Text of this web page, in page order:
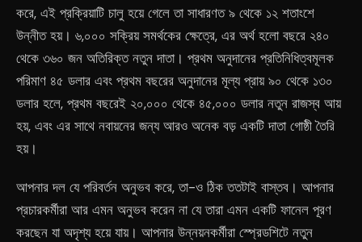
করে, এই প্রক্রিয়াটি চালু হয়ে গেলে তা সাধারণত ৯ থেকে ১২ শতাংশে
উন্নীত হয়। ৬,০০০ সক্রিয় সমর্থকের ক্ষেত্রে, এর অর্থ হলো বছরে ২৪০
থেকে ৩৬০ জন অতিরিক্ত নতুন দাতা। প্রথম অনুদানের প্রতিনিধিত্বমূলক
পরিমাণ ৪৫ ডলার এবং প্রথম বছরের অনুদানের মূল্য প্রায় ৯০ থেকে ১৩০
ডলার হলে, প্রথম বছরেই ২০,০০০ থেকে ৪৫,০০০ ডলার নতুন রাজস্ব আয়
হয়, এবং এর সাথে নবায়নের জন্য আরও অনেক বড় একটি দাতা গোষ্ঠী তৈরি
হয়।
আপনার দল যে পরিবর্তন অনুভব করে, তা-ও ঠিক ততটাই বাস্তব। আপনার
প্রচারকর্মীরা আর এমন অনুভব করেন না যে তারা এমন একটি ফানেল পূরণ
করছেন যা অদৃশ্য হয়ে যায়। আপনার উন্নয়নকর্মীরা স্প্রেডশিটে নতুন